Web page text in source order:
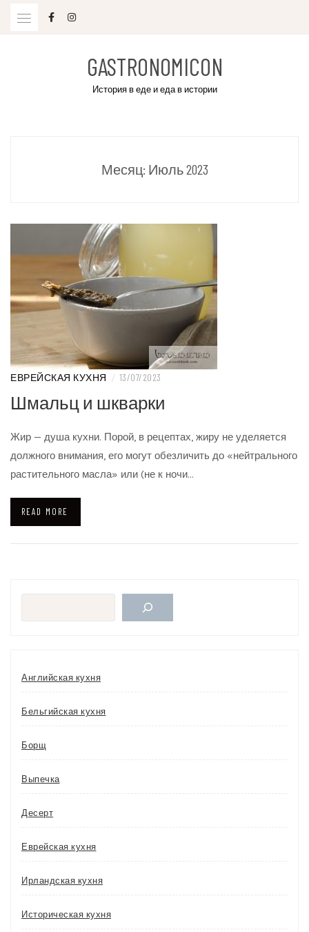
GASTRONOMICON
История в еде и еда в истории
Месяц: Июль 2023
ЕВРЕЙСКАЯ КУХНЯ / 13/07/2023
Шмальц и шкварки
Жир — душа кухни. Порой, в рецептах, жиру не уделяется
должного внимания, его могут обезличить до «нейтрального
растительного масла» или (не к ночи…
READ MORE
Английская кухня
Бельгийская кухня
Борщ
Выпечка
Десерт
Еврейская кухня
Ирландская кухня
Историческая кухня